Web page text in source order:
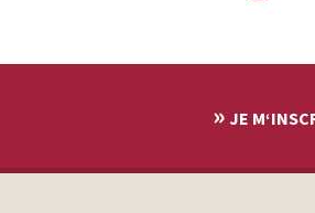
– Mieux vivre à l’hôpital – Louis post-
Pay – Alex oublie tout
post-
» JE